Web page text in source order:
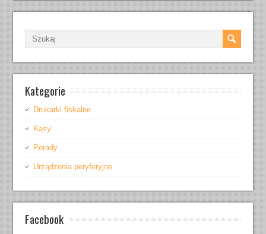
Kategorie
Drukarki fiskalne
Kasy
Porady
Urządzenia peryferyjne
Facebook